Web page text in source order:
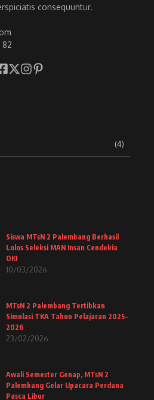
consequuntur.
(4)
Siswa MTsN 2 Palembang Berhasil
Lolos Seleksi MAN Insan Cendekia
OKI
10/03/2026
MTsN 2 Palembang Tertibkan
Simulasi TKA Tahun Pelajaran 2025–
2026
23/02/2026
Awali Semester Genap, MTsN 2
Palembang Gelar Upacara Perdana
Pasca Libur